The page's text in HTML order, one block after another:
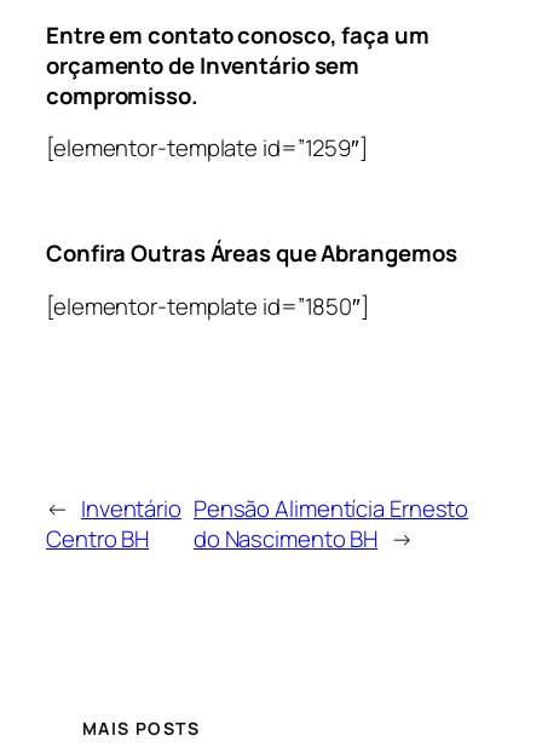
Entre em contato conosco, faça um
orçamento de Inventário sem
compromisso.
[elementor-template id=”1259″]
Confira Outras Áreas que Abrangemos
[elementor-template id=”1850″]
← Inventário
Centro BH
Pensão Alimentícia Ernesto
do Nascimento BH →
MAIS POSTS